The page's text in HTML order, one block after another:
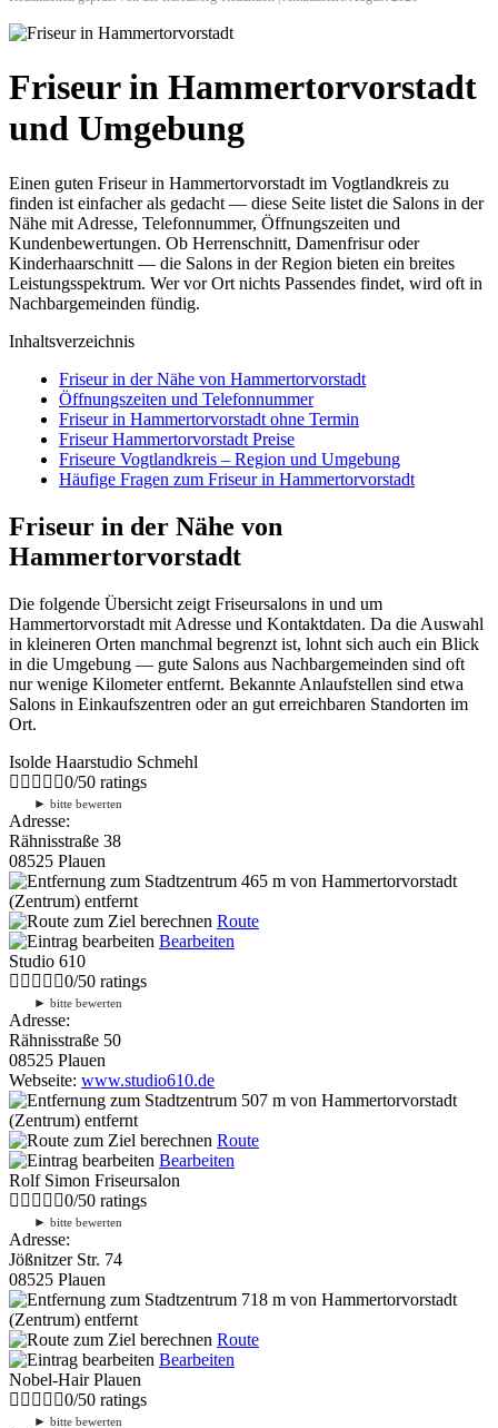
Friseur in Hammertorvorstadt
und Umgebung
Einen guten Friseur in Hammertorvorstadt im Vogtlandkreis zu
finden ist einfacher als gedacht — diese Seite listet die Salons in der
Nähe mit Adresse, Telefonnummer, Öffnungszeiten und
Kundenbewertungen. Ob Herrenschnitt, Damenfrisur oder
Kinderhaarschnitt — die Salons in der Region bieten ein breites
Leistungsspektrum. Wer vor Ort nichts Passendes findet, wird oft in
Nachbargemeinden fündig.
Inhaltsverzeichnis
Friseur in der Nähe von Hammertorvorstadt
Öffnungszeiten und Telefonnummer
Friseur in Hammertorvorstadt ohne Termin
Friseur Hammertorvorstadt Preise
Friseure Vogtlandkreis – Region und Umgebung
Häufige Fragen zum Friseur in Hammertorvorstadt
Friseur in der Nähe von
Hammertorvorstadt
Die folgende Übersicht zeigt Friseursalons in und um
Hammertorvorstadt mit Adresse und Kontaktdaten. Da die Auswahl
in kleineren Orten manchmal begrenzt ist, lohnt sich auch ein Blick
in die Umgebung — gute Salons aus Nachbargemeinden sind oft
nur wenige Kilometer entfernt. Bekannte Anlaufstellen sind etwa
Salons in Einkaufszentren oder an gut erreichbaren Standorten im
Ort.
Isolde Haarstudio Schmehl
0/50 ratings
► bitte bewerten
Adresse:
Rähnisstraße 38
08525 Plauen
465 m von Hammertorvorstadt
(Zentrum) entfernt
Route
Bearbeiten
Studio 610
0/50 ratings
► bitte bewerten
Adresse:
Rähnisstraße 50
08525 Plauen
Webseite: www.studio610.de
507 m von Hammertorvorstadt
(Zentrum) entfernt
Route
Bearbeiten
Rolf Simon Friseursalon
0/50 ratings
► bitte bewerten
Adresse:
Jößnitzer Str. 74
08525 Plauen
718 m von Hammertorvorstadt
(Zentrum) entfernt
Route
Bearbeiten
Nobel-Hair Plauen
0/50 ratings
► bitte bewerten